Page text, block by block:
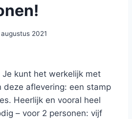
augustus 2021
Je kunt het werkelijk met
deze aflevering: een stamp
Heerlijk en vooral heel
– voor 2 personen: vijf